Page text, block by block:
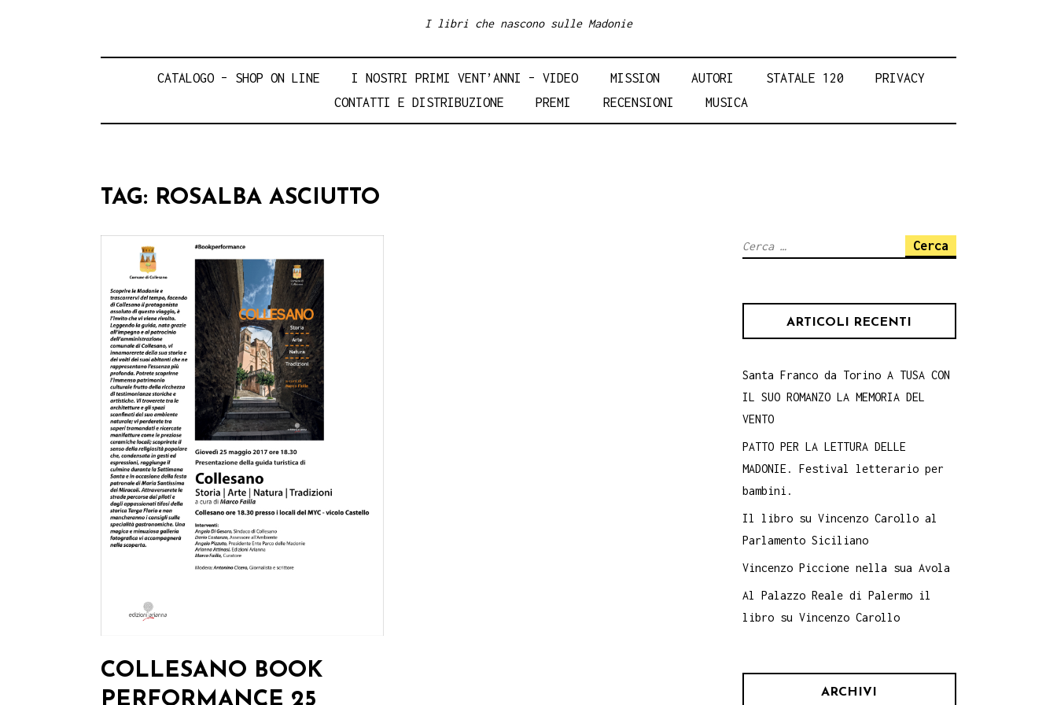
I libri che nascono sulle Madonie
CATALOGO – SHOP ON LINE I NOSTRI PRIMI VENT’ANNI – VIDEO MISSION AUTORI STATALE 120
PRIVACY
CONTATTI E DISTRIBUZIONE
PREMI RECENSIONI MUSICA
TAG: ROSALBA ASCIUTTO
COLLESANO BOOK
PERFORMANCE 25
Ricerca
ARTICOLI RECENTI
Santa Franco da Torino A TUSA CON
IL SUO ROMANZO LA MEMORIA DEL
VENTO
PATTO PER LA LETTURA DELLE
MADONIE. Festival letterario per
bambini.
Il libro su Vincenzo Carollo al
Parlamento Siciliano
Vincenzo Piccione nella sua Avola
Al Palazzo Reale di Palermo il
libro su Vincenzo Carollo
ARCHIVI